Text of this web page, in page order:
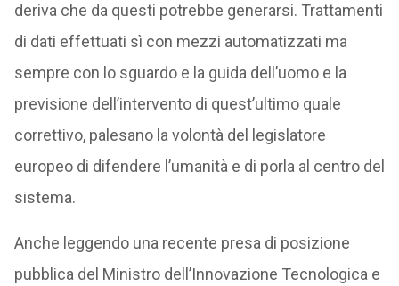
deriva che da questi potrebbe generarsi. Trattamenti
di dati effettuati sì con mezzi automatizzati ma
sempre con lo sguardo e la guida dell’uomo e la
previsione dell’intervento di quest’ultimo quale
correttivo, palesano la volontà del legislatore
europeo di difendere l’umanità e di porla al centro del
sistema.
Anche leggendo una recente presa di posizione
pubblica del Ministro dell’Innovazione Tecnologica e